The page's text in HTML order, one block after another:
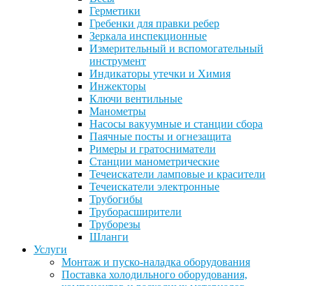
Герметики
Гребенки для правки ребер
Зеркала инспекционные
Измерительный и вспомогательный
инструмент
Индикаторы утечки и Химия
Инжекторы
Ключи вентильные
Манометры
Насосы вакуумные и станции сбора
Паячные посты и огнезащита
Римеры и гратосниматели
Станции манометрические
Течеискатели ламповые и красители
Течеискатели электронные
Трубогибы
Труборасширители
Труборезы
Шланги
Услуги
Монтаж и пуско-наладка оборудования
Поставка холодильного оборудования,